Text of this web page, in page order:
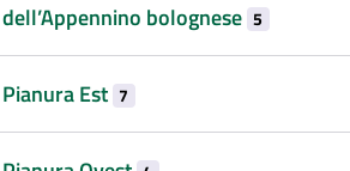
bolognese 5
Est 7